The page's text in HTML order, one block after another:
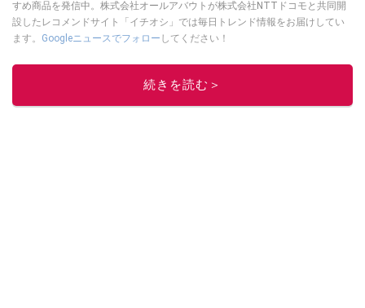
すめ商品を発信中。株式会社オールアバウトが株式会社NTTドコモと共同開
設したレコメンドサイト「イチオシ」では毎日トレンド情報をお届けしてい
ます。 Googleニュースでフォロー してください！
このイチオシストの他の記事を読む
続きを読む＞